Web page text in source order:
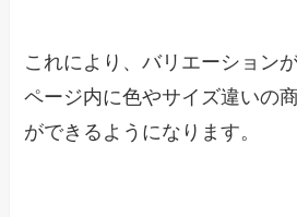
これにより、バリエーション
ページ内に色やサイズ違いの
ができるようになります。